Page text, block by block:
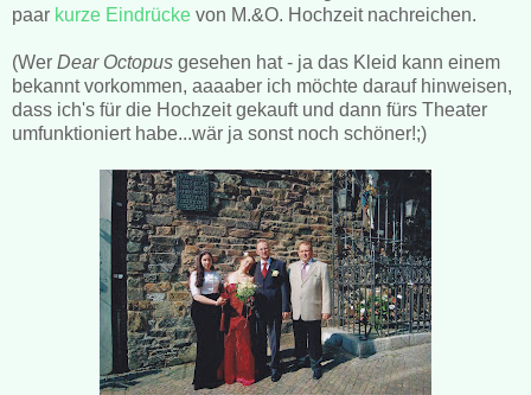
paar kurze Eindrücke von M.&O. Hochzeit nachreichen.
(Wer Dear Octopus gesehen hat - ja das Kleid kann einem
bekannt vorkommen, aaaaber ich möchte darauf hinweisen,
dass ich's für die Hochzeit gekauft und dann fürs Theater
umfunktioniert habe...wär ja sonst noch schöner!;)